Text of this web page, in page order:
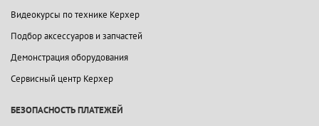
Видеокурсы по технике Керхер
Подбор аксессуаров и запчастей
Демонстрация оборудования
Сервисный центр Керхер
БЕЗОПАСНОСТЬ ПЛАТЕЖЕЙ